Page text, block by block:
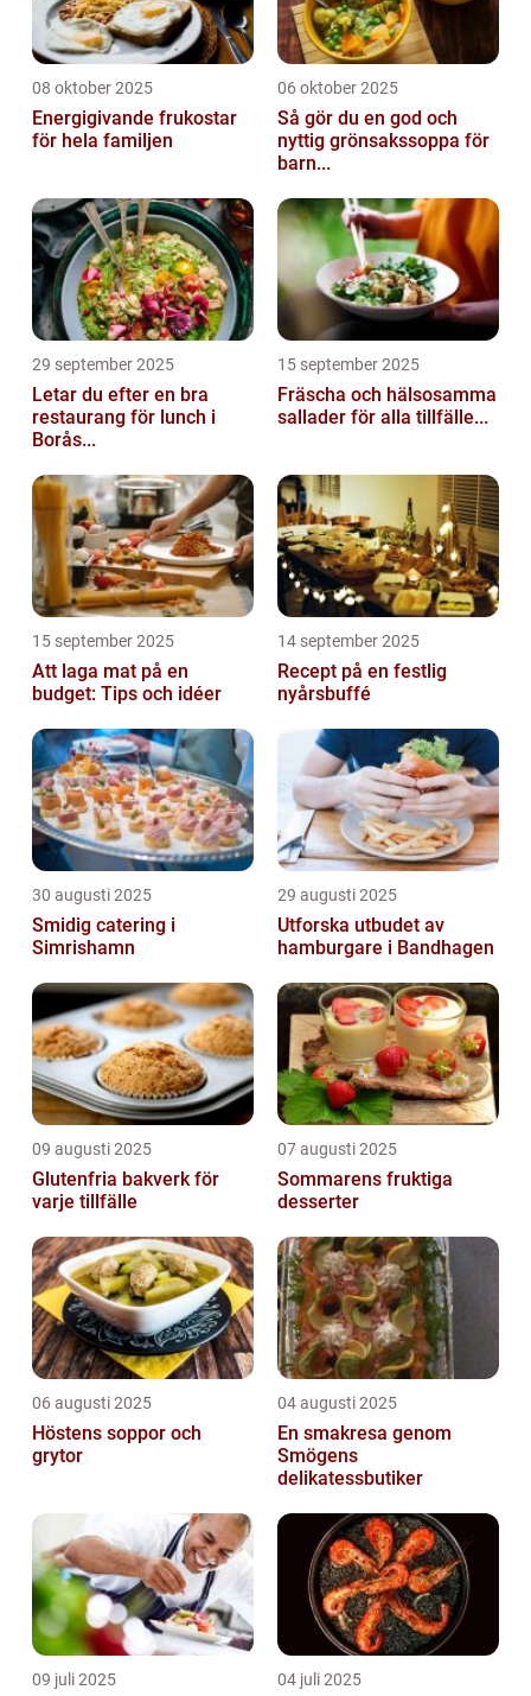
08 oktober 2025
Energigivande frukostar
för hela familjen
06 oktober 2025
Så gör du en god och
nyttig grönsakssoppa för
barn...
29 september 2025
Letar du efter en bra
restaurang för lunch i
Borås...
15 september 2025
Fräscha och hälsosamma
sallader för alla tillfälle...
15 september 2025
Att laga mat på en
budget: Tips och idéer
14 september 2025
Recept på en festlig
nyårsbuffé
30 augusti 2025
Smidig catering i
Simrishamn
29 augusti 2025
Utforska utbudet av
hamburgare i Bandhagen
09 augusti 2025
Glutenfria bakverk för
varje tillfälle
07 augusti 2025
Sommarens fruktiga
desserter
06 augusti 2025
Höstens soppor och
grytor
04 augusti 2025
En smakresa genom
Smögens
delikatessbutiker
09 juli 2025 04 juli 2025